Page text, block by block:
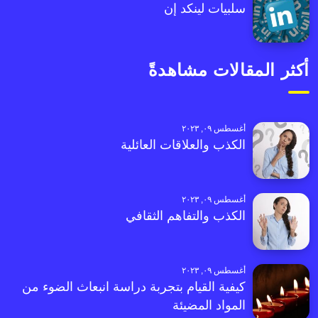
سلبيات لينكد إن
أكثر المقالات مشاهدةً
أغسطس ٠٩, ٢٠٢٣
الكذب والعلاقات العائلية
أغسطس ٠٩, ٢٠٢٣
الكذب والتفاهم الثقافي
أغسطس ٠٩, ٢٠٢٣
كيفية القيام بتجربة دراسة انبعاث الضوء من
المواد المضيئة